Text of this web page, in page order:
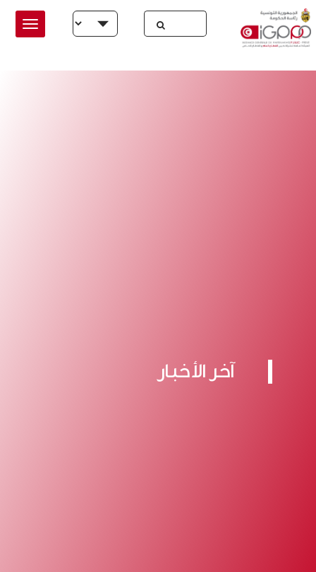
Skip to main content
Select your language
آخر الأخبار